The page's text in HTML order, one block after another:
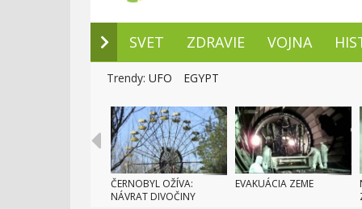
SVET ZDRAVIE VOJNA
Trendy: UFO EGYPT
ČERNOBYL OŽÍVA:
NÁVRAT DIVOČINY
EVAKUÁCIA ZEME